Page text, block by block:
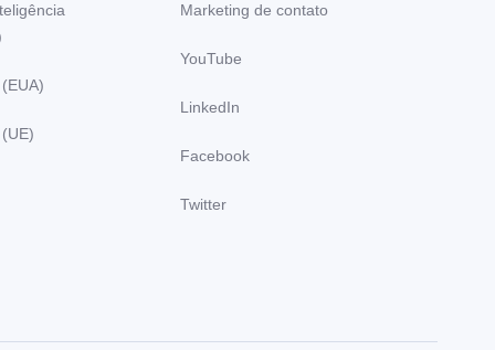
Marketing de contato
YouTube
LinkedIn
Facebook
Twitter